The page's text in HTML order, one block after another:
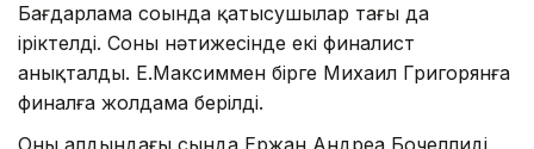
Бағдарлама соңында қатысушылар тағы да
іріктелді. Соның нәтижесінде екі финалист
анықталды. Е.Максиммен бірге Михаил Григорянға
финалға жолдама берілді.